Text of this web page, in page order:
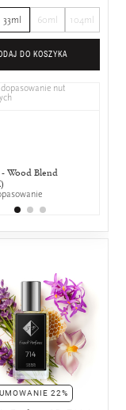
(UNIKAT)
zapachowych
33ml 60ml 104ml
DO KOSZYKA
nut
Wood Blend
22%